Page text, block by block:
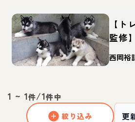
【
監修
キー
格・
西岡裕
1 ~ 1件/1件中
絞り込み